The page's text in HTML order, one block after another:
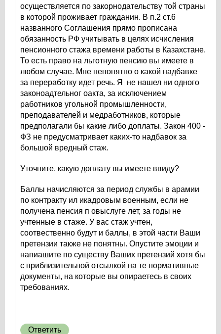
осуществляется по закорнодательству той страны
в которой проживает гражданин. В п.2 ст.6
названного Соглашения прямо прописана
обязанность РФ учитывать в целях исчисления
пенсионного стажа времени работы в Казахстане.
То есть право на льготную пенсию вы имеете в
любом случае. Мне непонятно о какой надбавке
за переработку идет речь. Я не нашел ни одного
законоадтельног оакта, за исключением
работников угольной промышленности,
преподавателей и медработников, которые
предполагали бы какие либо доплаты. Закон 400 -
ФЗ не предусматривает каких-то надбавок за
большой вредный стаж.
Уточните, какую доплату вы имеете ввиду?
Баллы начисляются за период службы в арамии
по контракту ил икадровым военным, если не
получена пенсия п овыслуге лет, за годы не
учтенные в стаже. У вас стаж учтен,
соотвественно будут и баллы, в этой части Ваши
претензии также не понятны. Опустите эмоции и
напиашите по существу Ваших претензий хотя бы
с приблизительной отсылкой на те нормативные
документы, на которые вы опираетесь в своих
требованиях.
Ответить